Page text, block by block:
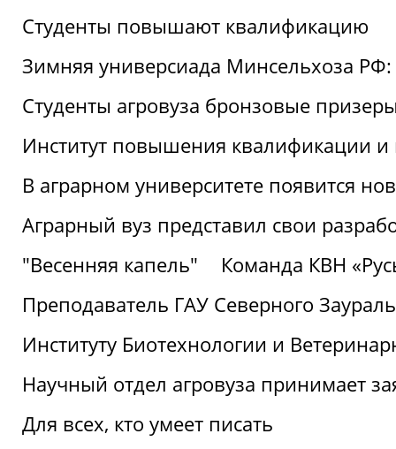
Студенты повышают квалификацию
Зимняя универсиада Минсельхоза
Студенты агровуза бронзовые
Институт повышения квалификации и
В аграрном университете появится
Аграрный вуз представил свои
"Весенняя капель"
Команда КВН
Преподаватель ГАУ Северного
Институту Биотехнологии и
Научный отдел агровуза принимает
Для всех, кто умеет писать